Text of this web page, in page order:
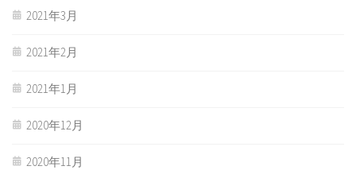
2021年3月
2021年2月
2021年1月
2020年12月
2020年11月